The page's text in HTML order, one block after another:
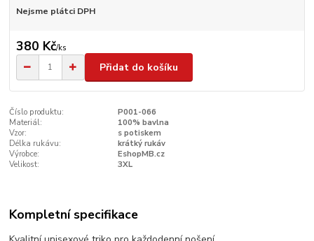
Nejsme plátci DPH
380 Kč/ks
Přidat do košíku
Číslo produktu:
P001-066
Materiál:
100% bavlna
Vzor:
s potiskem
Délka rukávu:
krátký rukáv
Výrobce:
EshopMB.cz
Velikost:
3XL
Kompletní specifikace